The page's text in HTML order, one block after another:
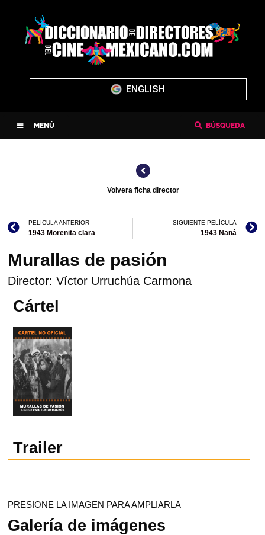
ENGLISH
MENÚ BÚSQUEDA
Volvera ficha director
PELICULA ANTERIOR
1943 Morenita clara
SIGUIENTE PELÍCULA
1943 Naná
Murallas de pasión
Director: Víctor Urruchúa Carmona
Cártel
Trailer
PRESIONE LA IMAGEN PARA AMPLIARLA
Galería de imágenes